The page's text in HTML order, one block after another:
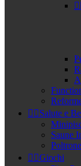

 Salute e
Saune
 Giochi